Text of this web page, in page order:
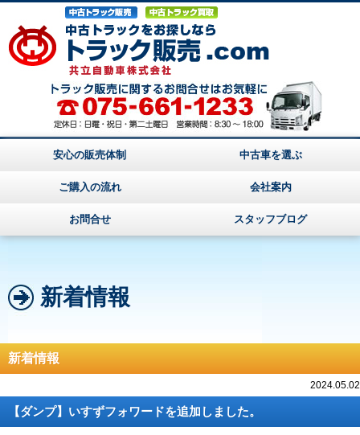
安心の販売体制 中古車を選ぶ
ご購入の流れ 会社案内
お問合せ スタッフブログ
新着情報
新着情報
2024.05.02
【ダンプ】いすずフォワードを追加しました。